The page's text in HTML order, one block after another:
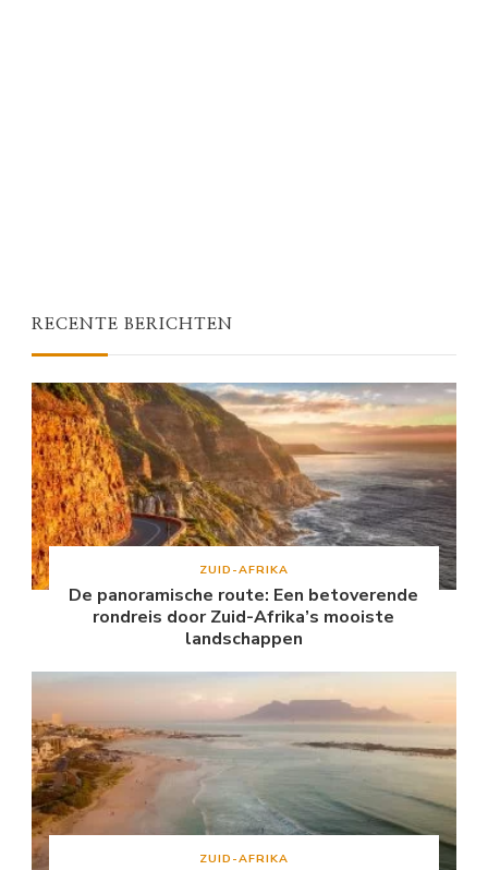
RECENTE BERICHTEN
ZUID-AFRIKA
De panoramische route: Een betoverende
rondreis door Zuid-Afrika’s mooiste
landschappen
ZUID-AFRIKA